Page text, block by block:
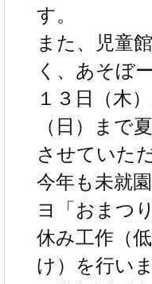
す。
また、児童
く、あそぼ
１３日（木
（日）まで
させていた
今年も未就
ヨ「おまつ
休み工作（
け）を行い